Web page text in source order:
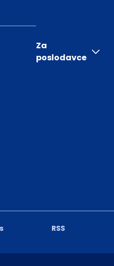
RSS
Za
poslodavce